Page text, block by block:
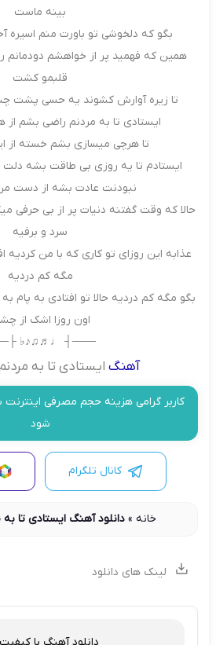
بینه ماست
بگو که دلخوشی تو باورت منم اسیره
همین که فهمید پر از خواهشم
قلبمو کشت
تا زیره آوارش کشوند یه حسی پشت
ایستادی تا به مردنم راضی بشم
تا هرچی میسازی بشم خسته از
ایستادم تا یه روزی بی طاقت بشه
نبودنت عادت بشه از دست
حالا که وقت گفتنه دنیات پر از بی حرفی
سرد و برفیه
عذابه این روزای تو کاری که با من
مگه کم دردیه
بگو مگه کم دردیه حالا تو افتادی به پام
اون روزا اشک از
♩♬♫♪♭ ├───
آهنگ ایستادی تا به
کاربر گرامی هزینه حجم مصرفی
شود
کانال تلگرام
خانه» دانلود آهنگ ایستادی تا
لینک های دانلود